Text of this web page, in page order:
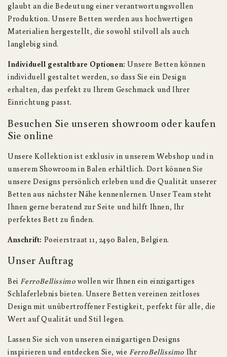
glaubt an die Bedeutung einer verantwortungsvollen
Produktion. Unsere Betten werden aus hochwertigen
Materialien hergestellt, die sowohl stilvoll als auch
langlebig sind.
Individuell gestaltbare Optionen: Unsere Betten können
individuell gestaltet werden, so dass Sie ein Design
erhalten, das perfekt zu Ihrem Geschmack und Ihrer
Einrichtung passt.
Besuchen Sie unseren showroom oder kaufen
Sie online
Unsere Kollektion ist exklusiv in unserem Webshop und in
unserem Showroom in Balen erhältlich. Dort können Sie
unsere Designs persönlich erleben und die Qualität unserer
Betten aus nächster Nähe kennenlernen. Unser Team steht
Ihnen gerne beratend zur Seite und hilft Ihnen, Ihr
perfektes Bett zu finden.
Anschrift: Poeierstraat 11, 2490 Balen, Belgien.
Unser Auftrag
Bei FerroBellissimowollen wir Ihnen ein einzigartiges
Schlaferlebnis bieten. Unsere Betten vereinen zeitloses
Design mit unübertroffener Festigkeit, perfekt für alle, die
Wert auf Qualität und Stil legen.
Lassen Sie sich von unseren einzigartigen Designs
inspirieren und entdecken Sie, wie FerroBellissimo Ihr